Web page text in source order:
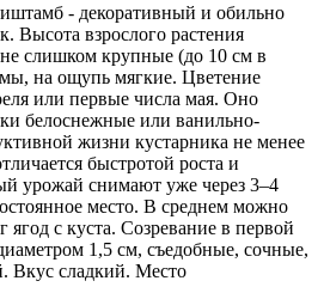
- декоративный и обильно
Высота взрослого растения
слишком крупные (до 10 см в
на ощупь мягкие. Цветение
или первые числа мая. Оно
белоснежные или ванильно-
жизни кустарника не менее
быстротой роста и
урожай снимают уже через 3–4
место. В среднем можно
ягод с куста. Созревание в первой
1,5 см, съедобные, сочные,
Вкус сладкий. Место